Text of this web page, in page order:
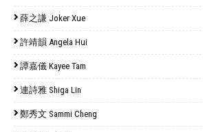
薛之謙 Joker Xue
許靖韻 Angela Hui
譚嘉儀 Kayee Tam
連詩雅 Shiga Lin
鄭秀文 Sammi Cheng